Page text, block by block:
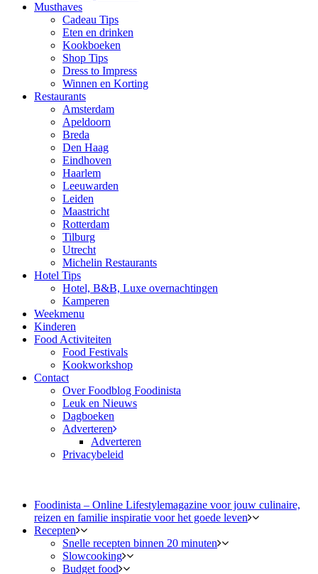
Musthaves
Cadeau Tips
Eten en drinken
Kookboeken
Shop Tips
Dress to Impress
Winnen en Korting
Restaurants
Amsterdam
Apeldoorn
Breda
Den Haag
Eindhoven
Haarlem
Leeuwarden
Leiden
Maastricht
Rotterdam
Tilburg
Utrecht
Michelin Restaurants
Hotel Tips
Hotel, B&B, Luxe overnachtingen
Kamperen
Weekmenu
Kinderen
Food Activiteiten
Food Festivals
Kookworkshop
Contact
Over Foodblog Foodinista
Leuk en Nieuws
Dagboeken
Adverteren
Adverteren
Privacybeleid
Foodinista – Online Lifestylemagazine voor jouw culinaire,
reizen en familie inspiratie voor het goede leven
Recepten
Snelle recepten binnen 20 minuten
Slowcooking
Budget food